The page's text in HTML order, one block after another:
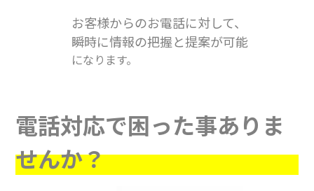
お客様からのお電話に対して、
瞬時に情報の把握と提案が可能
になります。
電話対応で困った事ありま
せんか？